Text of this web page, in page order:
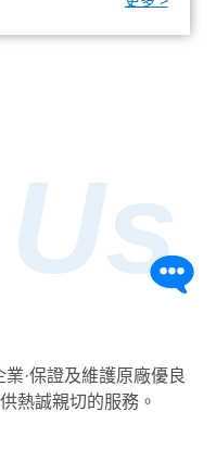
·保證及維護原廠優良
熱誠親切的服務。